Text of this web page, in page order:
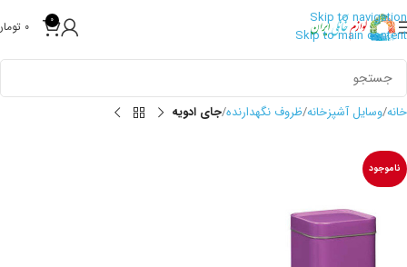
Skip to navigation
Skip to main content
0
0
خانه وسایل آشپزخانه ظروف نگهدارنده جای ادویه
ناموجود